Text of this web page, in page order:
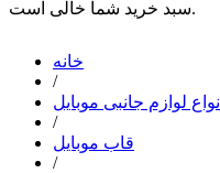
سبد خرید شما خالی است.
خانه
/
انواع لوازم جانبی موبایل
/
قاب موبایل
/